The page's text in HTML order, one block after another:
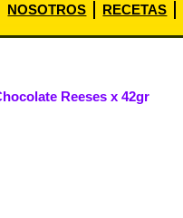
NOSOTROS RECETAS
Reeses x 42gr